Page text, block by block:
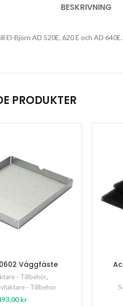
BESKRIVNING
El-Björn AD 520E, 620 E och AD 640E.
PRODUKTER
Väggfäste
- Tillbehör,
- Tillbehör
kr